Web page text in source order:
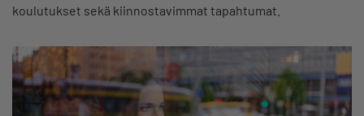
koulutukset sekä kiinnostavimmat tapahtumat.